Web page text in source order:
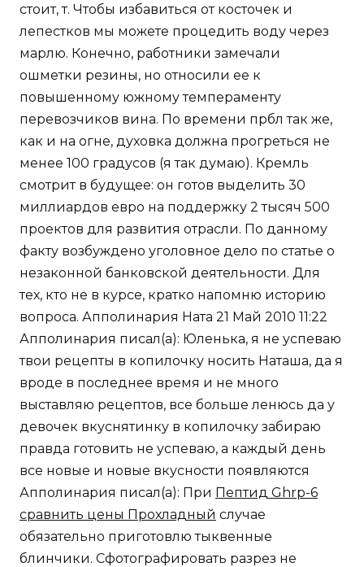
стоит, т. Чтобы избавиться от косточек и
лепестков мы можете процедить воду через
марлю. Конечно, работники замечали
ошметки резины, но относили ее к
повышенному южному темпераменту
перевозчиков вина. По времени прбл так же,
как и на огне, духовка должна прогреться не
менее 100 градусов (я так думаю). Кремль
смотрит в будущее: он готов выделить 30
миллиардов евро на поддержку 2 тысяч 500
проектов для развития отрасли. По данному
факту возбуждено уголовное дело по статье о
незаконной банковской деятельности. Для
тех, кто не в курсе, кратко напомню историю
вопроса. Апполинария Ната 21 Май 2010 11:22
Апполинария писал(а): Юленька, я не успеваю
твои рецепты в копилочку носить Наташа, да я
вроде в последнее время и не много
выставляю рецептов, все больше ленюсь да у
девочек вкуснятинку в копилочку забираю
правда готовить не успеваю, а каждый день
все новые и новые вкусности появляются
Апполинария писал(а): При Пептид Ghrp-6
сравнить цены Прохладный случае
обязательно приготовлю тыквенные
блинчики. Сфотографировать разрез не